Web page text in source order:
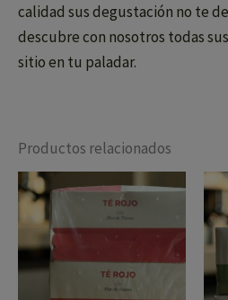
calidad sus degustación no te
descubre con nosotros todas
sitio en tu paladar.
Productos relacionados